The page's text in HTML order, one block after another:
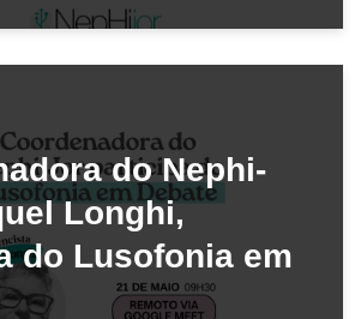
do Nephi-
Longhi,
do Lusofonia em